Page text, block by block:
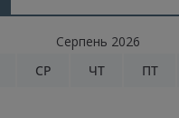
Серпень 2026
СР ЧТ ПТ